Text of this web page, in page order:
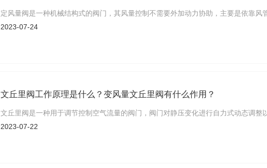
定风量阀是一种机械结构式的阀门，其风量控制不需要外加动力协助，主要是依靠
2023-07-24
文丘里阀工作原理是什么？变风量文丘里阀有什么作用？
文丘里阀是一种用于调节控制空气流量的阀门，阀门对静压变化进行自力式动态调
2023-07-22